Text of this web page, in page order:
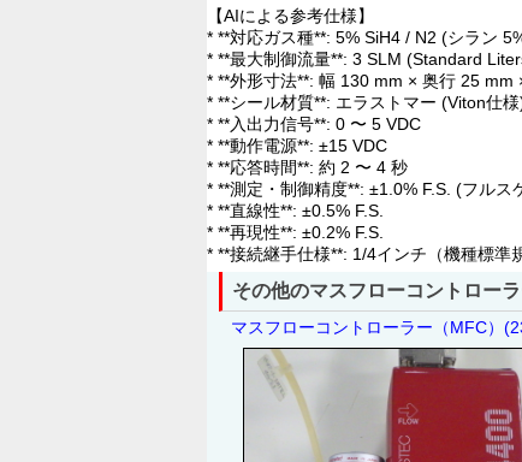
【AIによる参考仕様】
* **対応ガス種**: 5% SiH4 / N2 (シラン
* **最大制御流量**: 3 SLM (Standard
* **外形寸法**: 幅 130 mm × 奥行 25 mm
* **シール材質**: エラストマー (Viton仕様
* **入出力信号**: 0 〜 5 VDC
* **動作電源**: ±15 VDC
* **応答時間**: 約 2 〜 4 秒
* **測定・制御精度**: ±1.0% F.S. (フルス
* **直線性**: ±0.5% F.S.
* **再現性**: ±0.2% F.S.
* **接続継手仕様**: 1/4インチ（機種標準
その他のマスフローコントロー
マスフローコントローラー（MFC）